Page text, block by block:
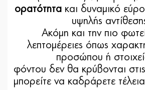
ορατότητακαι δυναμικό
υψηλής
Ακόμη και την πιο
λεπτομέρειες όπως
προσώπου ή
φόντου δεν θα κρύβονται
μπορείτε να καδράρετε